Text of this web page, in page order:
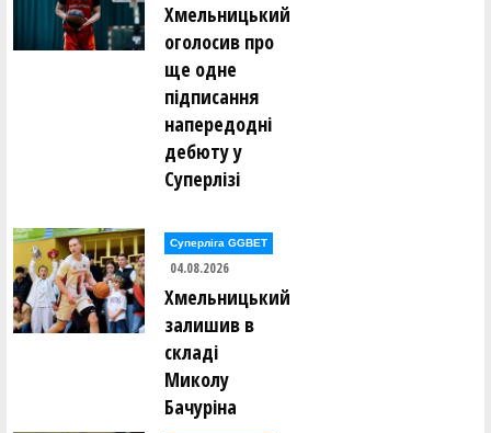
Хмельницький
оголосив про
ще одне
підписання
напередодні
дебюту у
Суперлізі
Суперліга GGBET
04.08.2026
Хмельницький
залишив в
складі
Миколу
Бачуріна